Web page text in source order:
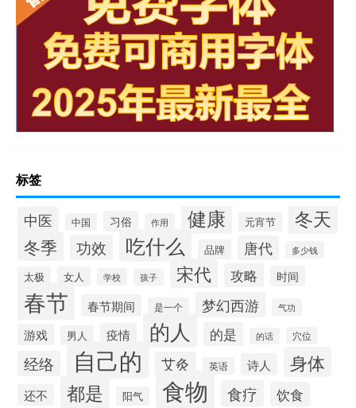
标签
中医 中国 习俗 作用 健康 元宵节 冬天
冬季 功效 吃什么 品牌 唐代 多少钱
太极 女人 学校 孩子 宋代 攻略 时间
春节 春节期间 是一个 梦幻西游 气功
游戏 男人 疫情 的人 的是 的话 穴位
经络 自己的 艾灸 英语 诗人 身体
还不 都是 阳气 食物 食疗 饮食